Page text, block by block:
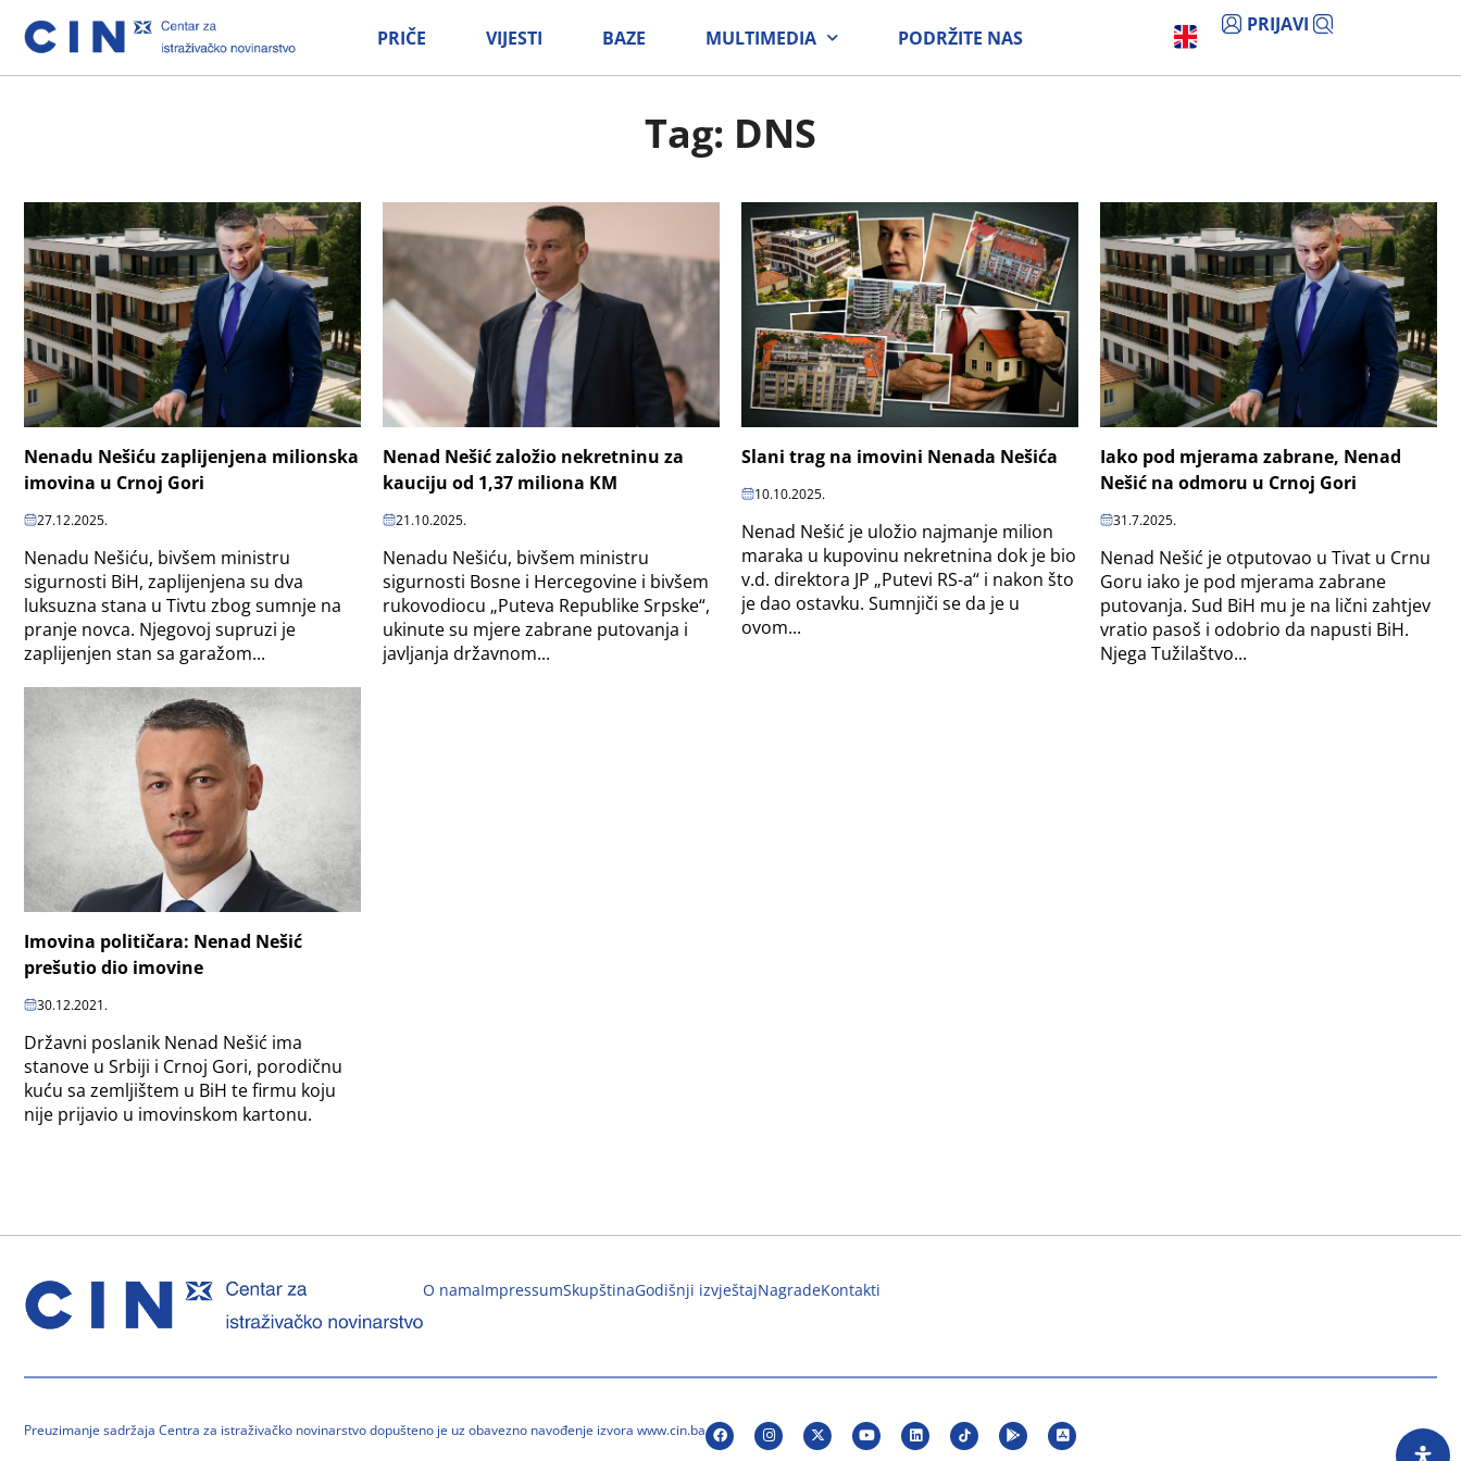
PRIČE VIJESTI BAZE MULTIMEDIA PODRŽITE NAS
PRIJAVI
Tag: DNS
Nenadu Nešiću zaplijenjena milionska
imovina u Crnoj Gori
27.12.2025.
Nenadu Nešiću, bivšem ministru
sigurnosti BiH, zaplijenjena su dva
luksuzna stana u Tivtu zbog sumnje na
pranje novca. Njegovoj supruzi je
zaplijenjen stan sa garažom...
Nenad Nešić založio nekretninu za
kauciju od 1,37 miliona KM
21.10.2025.
Nenadu Nešiću, bivšem ministru
sigurnosti Bosne i Hercegovine i bivšem
rukovodiocu „Puteva Republike Srpske“,
ukinute su mjere zabrane putovanja i
javljanja državnom...
Slani trag na imovini Nenada Nešića
10.10.2025.
Nenad Nešić je uložio najmanje milion
maraka u kupovinu nekretnina dok je bio
v.d. direktora JP „Putevi RS-a“ i nakon što
je dao ostavku. Sumnjiči se da je u
ovom...
Iako pod mjerama zabrane, Nenad
Nešić na odmoru u Crnoj Gori
31.7.2025.
Nenad Nešić je otputovao u Tivat u Crnu
Goru iako je pod mjerama zabrane
putovanja. Sud BiH mu je na lični zahtjev
vratio pasoš i odobrio da napusti BiH.
Njega Tužilaštvo...
Imovina političara: Nenad Nešić
prešutio dio imovine
30.12.2021.
Državni poslanik Nenad Nešić ima
stanove u Srbiji i Crnoj Gori, porodičnu
kuću sa zemljištem u BiH te firmu koju
nije prijavio u imovinskom kartonu.
O namaImpressumSkupštinaGodišnji izvještajNagradeKontakti
Preuzimanje sadržaja Centra za istraživačko novinarstvo dopušteno je uz obavezno navođenje izvora www.cin.ba